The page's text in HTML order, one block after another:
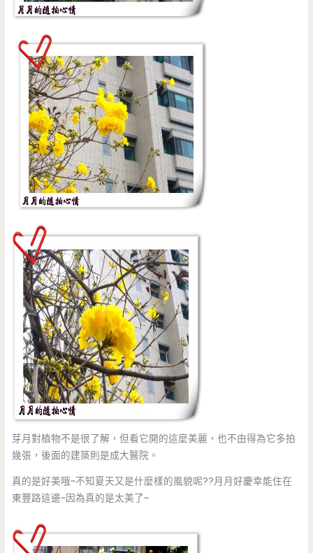
芽月對植物不是很了解，但看它開的這麼美麗，也不由得為它多拍
幾張，後面的建築則是成大醫院。
真的是好美哦~不知夏天又是什麼樣的風貌呢??月月好慶幸能住在
東豐路這邊~因為真的是太美了~